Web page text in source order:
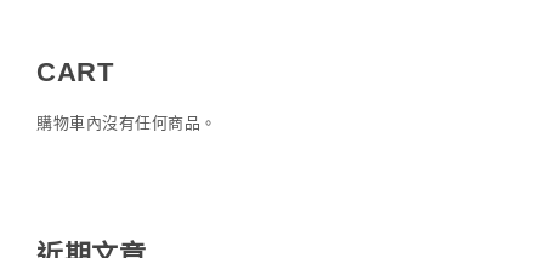
CART
購物車內沒有任何商品。